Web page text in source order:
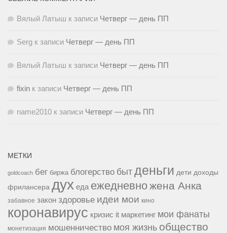
Вялый Латыш к записи Четверг — день ПП
Serg к записи Четверг — день ПП
Вялый Латыш к записи Четверг — день ПП
fixin к записи Четверг — день ПП
name2010 к записи Четверг — день ПП
МЕТКИ
goldcoach бег биржа блогерство быт деньги дети доходы
фрилансера дух еда ежедневножена Анка
забавное закон здоровье идеи мои кино
коронавирус кризис it маркетинг мои фанаты
монетизация мошенничество моя жизнь общество